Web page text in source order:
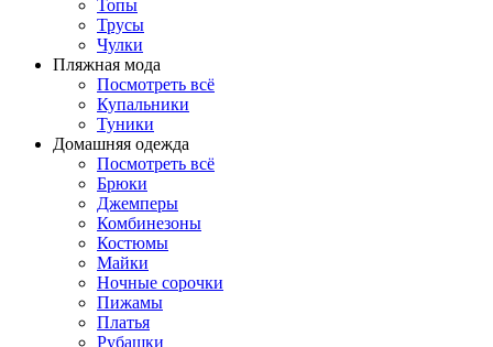
Топы
Трусы
Чулки
Пляжная мода
Посмотреть всё
Купальники
Туники
Домашняя одежда
Посмотреть всё
Брюки
Джемперы
Комбинезоны
Костюмы
Майки
Ночные сорочки
Пижамы
Платья
Рубашки